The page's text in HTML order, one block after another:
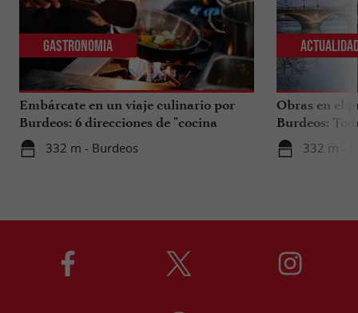
Embárcate en un viaje culinario por
Burdeos: 6 direcciones de "cocina
internacional"
332 m - Burdeos
Gastronomia
Obras en el
Burdeos:
tus viajes en
332 m -